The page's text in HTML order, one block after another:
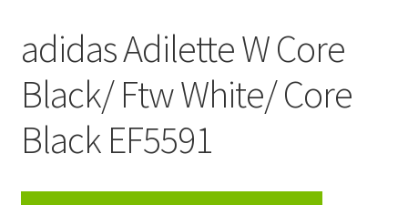
adidas Adilette W Core
Black/ Ftw White/ Core
Black EF5591